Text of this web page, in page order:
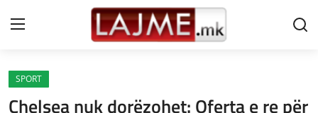
Shtëpi
SPORT
Chelsea nuk dorëzohet: Oferta e re për